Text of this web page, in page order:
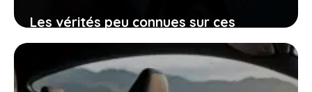
Les vérités peu connues sur ces
voitures électriques françaises
presque invendables sur le marché de
l’occasion